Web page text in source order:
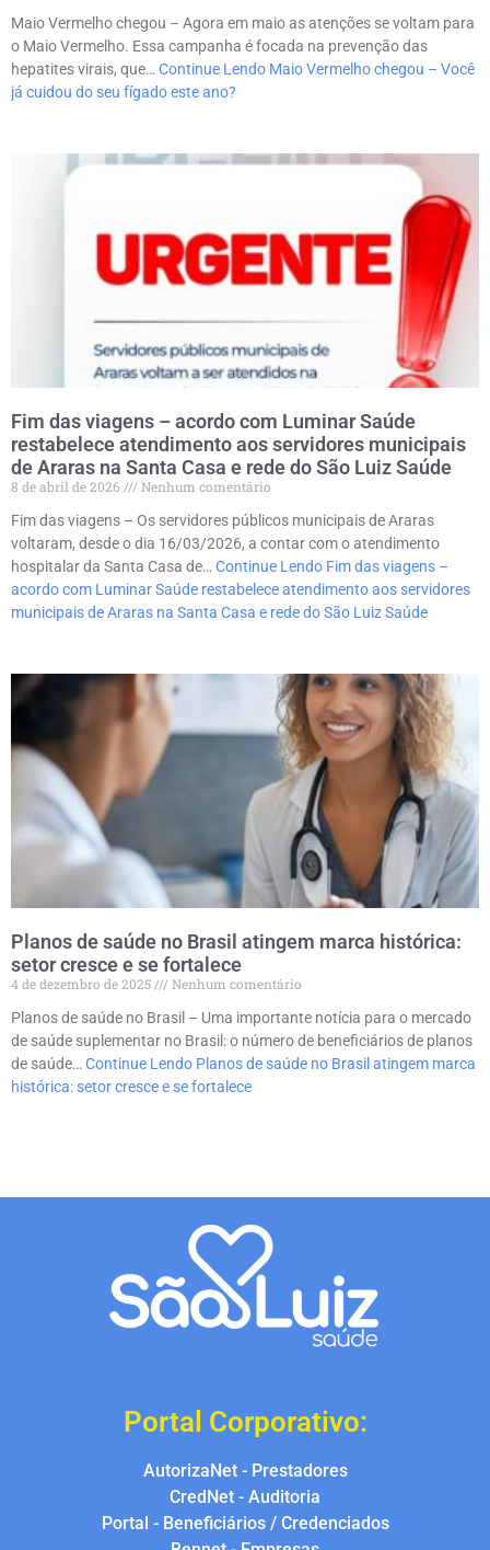
Maio Vermelho chegou – Agora em maio as atenções se voltam para
o Maio Vermelho. Essa campanha é focada na prevenção das
hepatites virais, que… Continue Lendo Maio Vermelho chegou – Você
já cuidou do seu fígado este ano?
Fim das viagens – acordo com Luminar Saúde
restabelece atendimento aos servidores municipais
de Araras na Santa Casa e rede do São Luiz Saúde
8 de abril de 2026
Nenhum comentário
Fim das viagens – Os servidores públicos municipais de Araras
voltaram, desde o dia 16/03/2026, a contar com o atendimento
hospitalar da Santa Casa de… Continue Lendo Fim das viagens –
acordo com Luminar Saúde restabelece atendimento aos servidores
municipais de Araras na Santa Casa e rede do São Luiz Saúde
Planos de saúde no Brasil atingem marca histórica:
setor cresce e se fortalece
4 de dezembro de 2025
Nenhum comentário
Planos de saúde no Brasil – Uma importante notícia para o mercado
de saúde suplementar no Brasil: o número de beneficiários de planos
de saúde… Continue Lendo Planos de saúde no Brasil atingem marca
histórica: setor cresce e se fortalece
Portal Corporativo:
AutorizaNet - Prestadores
CredNet - Auditoria
Portal - Beneficiários / Credenciados